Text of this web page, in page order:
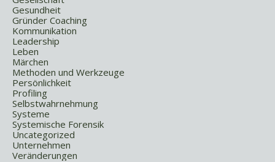
Gesundheit
Gründer Coaching
Kommunikation
Leadership
Leben
Märchen
Methoden und Werkzeuge
Persönlichkeit
Profiling
Selbstwahrnehmung
Systeme
Systemische Forensik
Uncategorized
Unternehmen
Veränderungen